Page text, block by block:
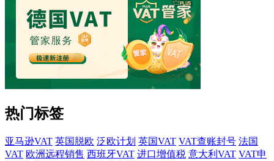
热门标签
亚马逊VAT 英国脱欧 泛欧计划 英国VAT VAT查账封号 法国
VAT 欧洲远程销售 西班牙VAT 进口增值税 意大利VAT VAT申